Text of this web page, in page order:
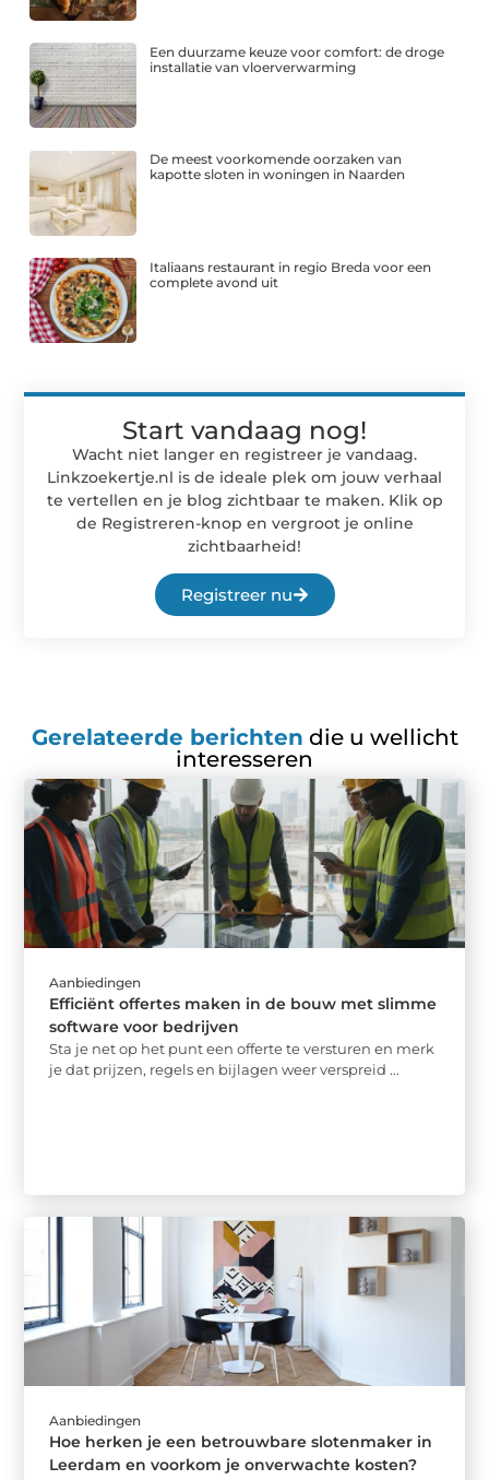
Een duurzame keuze voor comfort: de droge
installatie van vloerverwarming
De meest voorkomende oorzaken van
kapotte sloten in woningen in Naarden
Italiaans restaurant in regio Breda voor een
complete avond uit
Start vandaag nog!
Wacht niet langer en registreer je vandaag.
Linkzoekertje.nl is de ideale plek om jouw verhaal
te vertellen en je blog zichtbaar te maken. Klik op
de Registreren-knop en vergroot je online
zichtbaarheid!
Registreer nu
Gerelateerde berichten die u wellicht
interesseren
Aanbiedingen
Efficiënt offertes maken in de bouw met slimme
software voor bedrijven
Sta je net op het punt een offerte te versturen en merk
je dat prijzen, regels en bijlagen weer verspreid ...
Aanbiedingen
Hoe herken je een betrouwbare slotenmaker in
Leerdam en voorkom je onverwachte kosten?